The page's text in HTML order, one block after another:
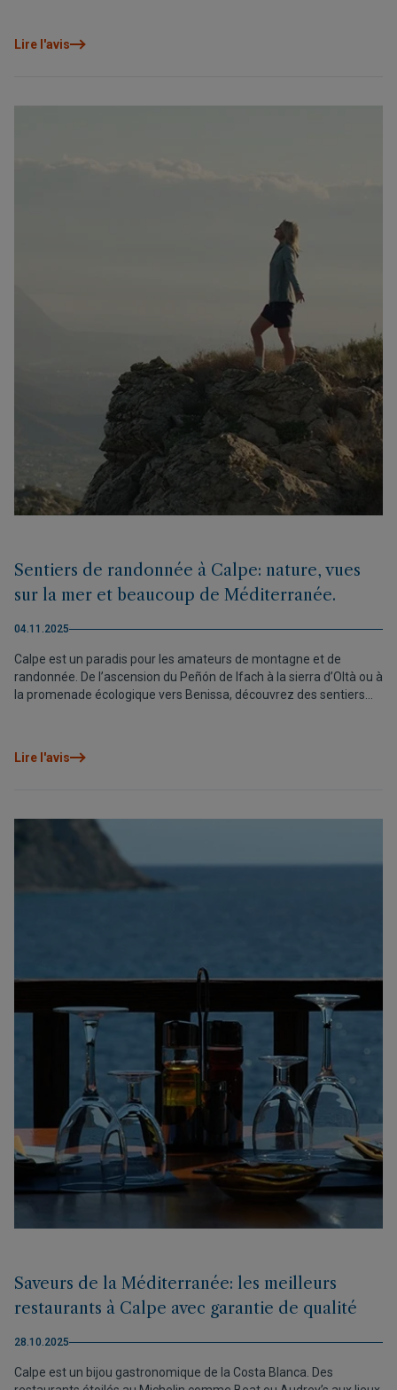
Lire l'avis
Sentiers de randonnée à Calpe: nature, vues
sur la mer et beaucoup de Méditerranée.
04.11.2025
Calpe est un paradis pour les amateurs de montagne et de
randonnée. De l’ascension du Peñón de Ifach à la sierra d’Oltà ou à
la promenade écologique vers Benissa, découvrez des sentiers
Calpe Luxury Urban Resort.
Lire l'avis
Saveurs de la Méditerranée: les meilleurs
restaurants à Calpe avec garantie de qualité
28.10.2025
Calpe est un bijou gastronomique de la Costa Blanca. Des